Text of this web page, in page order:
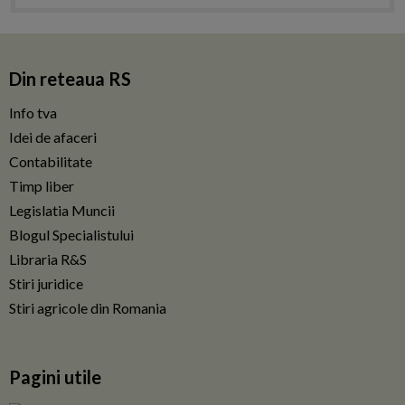
Din reteaua RS
Info tva
Idei de afaceri
Contabilitate
Timp liber
Legislatia Muncii
Blogul Specialistului
Libraria R&S
Stiri juridice
Stiri agricole din Romania
Pagini utile